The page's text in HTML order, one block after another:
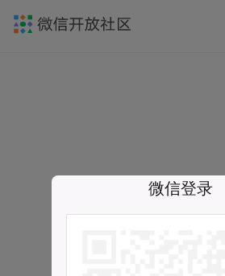
微信登录